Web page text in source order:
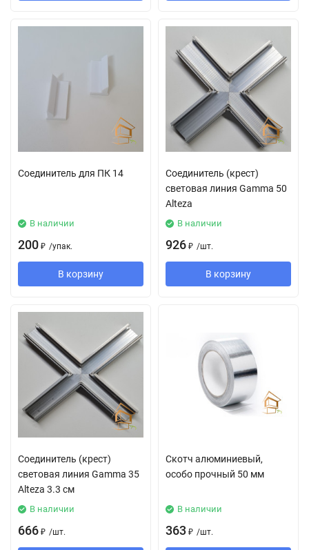
Соединитель для ПК 14
В наличии
200 ₽ /упак.
В корзину
Соединитель (крест)
световая линия Gamma 50
Alteza
В наличии
926 ₽ /шт.
В корзину
Соединитель (крест)
световая линия Gamma 35
Alteza 3.3 см
В наличии
666 ₽ /шт.
Скотч алюминиевый,
особо прочный 50 мм
В наличии
363 ₽ /шт.